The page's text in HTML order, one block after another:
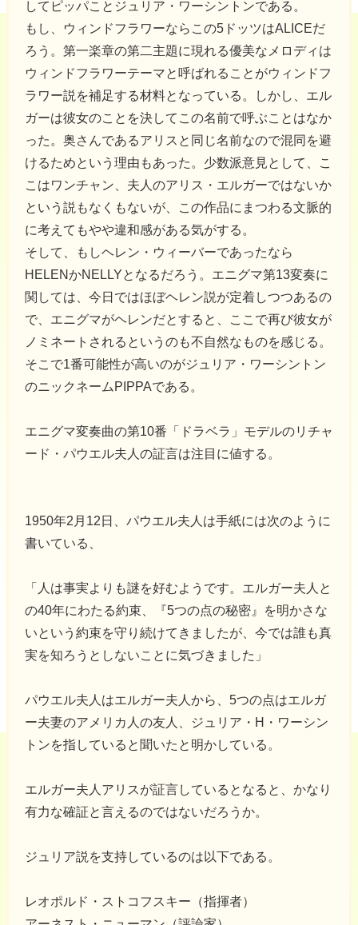
してピッパことジュリア・ワーシントンである。
もし、ウィンドフラワーならこの5ドッツはALICEだ
ろう。第一楽章の第二主題に現れる優美なメロディは
ウィンドフラワーテーマと呼ばれることがウィンドフ
ラワー説を補足する材料となっている。しかし、エル
ガーは彼女のことを決してこの名前で呼ぶことはなか
った。奥さんであるアリスと同じ名前なので混同を避
けるためという理由もあった。少数派意見として、こ
こはワンチャン、夫人のアリス・エルガーではないか
という説もなくもないが、この作品にまつわる文脈的
に考えてもやや違和感がある気がする。
そして、もしヘレン・ウィーバーであったなら
HELENかNELLYとなるだろう。エニグマ第13変奏に
関しては、今日ではほぼヘレン説が定着しつつあるの
で、エニグマがヘレンだとすると、ここで再び彼女が
ノミネートされるというのも不自然なものを感じる。
そこで1番可能性が高いのがジュリア・ワーシントン
のニックネームPIPPAである。
エニグマ変奏曲の第10番「ドラベラ」モデルのリチャ
ード・パウエル夫人の証言は注目に値する。
1950年2月12日、パウエル夫人は手紙には次のように
書いている、
「人は事実よりも謎を好むようです。エルガー夫人と
の40年にわたる約束、『5つの点の秘密』を明かさな
いという約束を守り続けてきましたが、今では誰も真
実を知ろうとしないことに気づきました」
パウエル夫人はエルガー夫人から、5つの点はエルガ
ー夫妻のアメリカ人の友人、ジュリア・H・ワーシン
トンを指していると聞いたと明かしている。
エルガー夫人アリスが証言しているとなると、かなり
有力な確証と言えるのではないだろうか。
ジュリア説を支持しているのは以下である。
レオポルド・ストコフスキー（指揮者）